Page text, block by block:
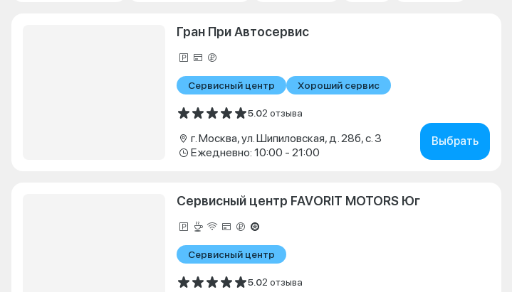
Гран При Автосервис
Сервисный центр Хороший сервис
5.02 отзыва
г. Москва, ул. Шипиловская, д. 28б, с. 3
Ежедневно: 10:00 - 21:00
Выбрать
Сервисный центр FAVORIT MOTORS Юг
Сервисный центр
5.02 отзыва